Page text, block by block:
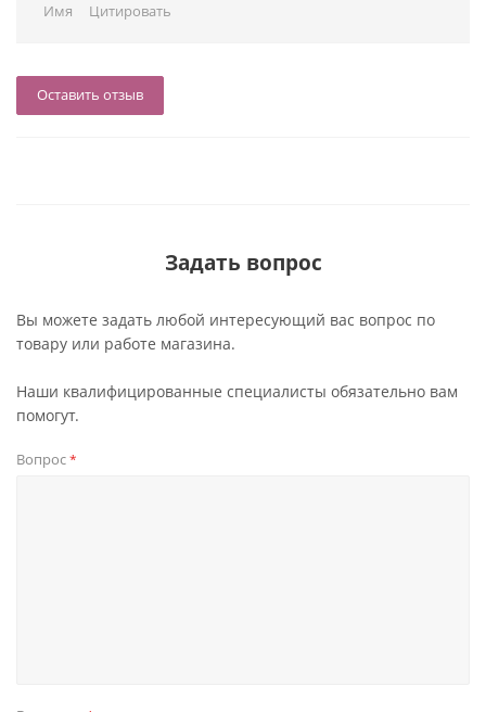
Имя Цитировать
Оставить отзыв
Задать вопрос
Вы можете задать любой интересующий вас вопрос по
товару или работе магазина.
Наши квалифицированные специалисты обязательно вам
помогут.
Вопрос*